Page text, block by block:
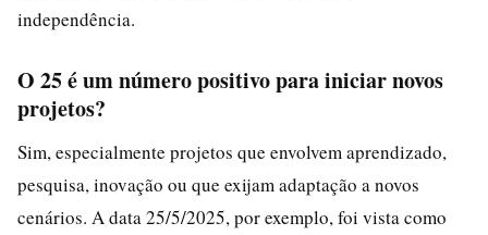
independência.
O 25 é um número positivo para iniciar novos
projetos?
Sim, especialmente projetos que envolvem aprendizado,
pesquisa, inovação ou que exijam adaptação a novos
cenários. A data 25/5/2025, por exemplo, foi vista como